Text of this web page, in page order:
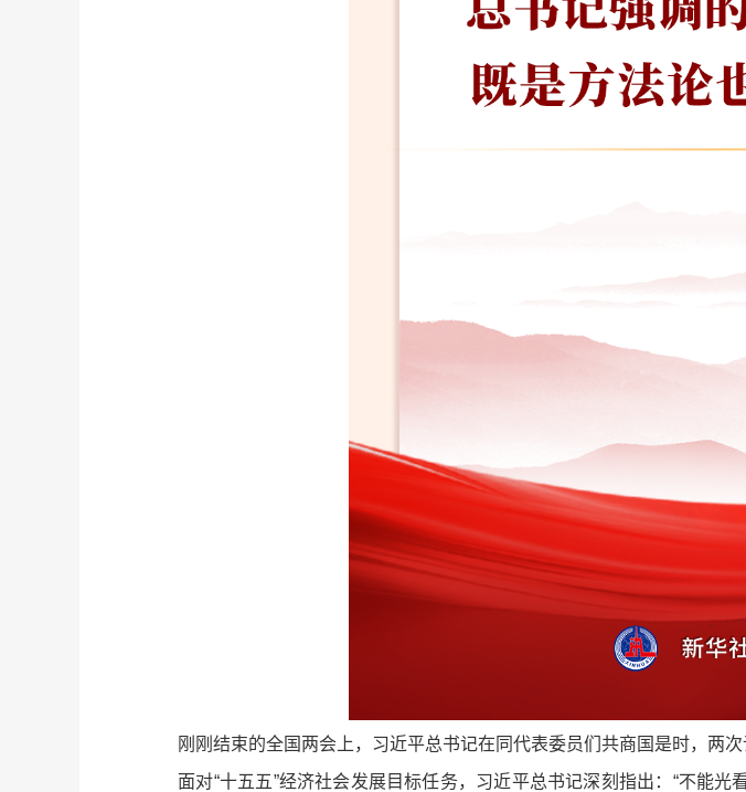
刚刚结束的全国两会上，习近平总书记在同代表委员们共商国是时，两
面对“十五五”经济社会发展目标任务，习近平总书记深刻指出：“不能光